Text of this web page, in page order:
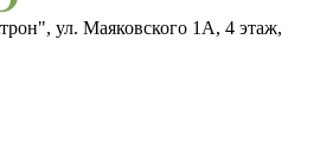
ул. Маяковского 1А, 4 этаж,